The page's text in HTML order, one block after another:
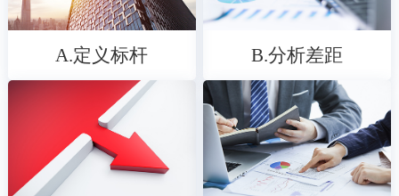
A.定义标杆 B.分析差距